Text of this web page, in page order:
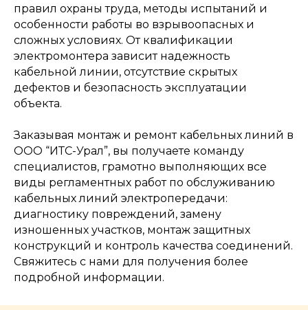
правил охраны труда, методы испытаний и
особенности работы во взрывоопасных и
сложных условиях. От квалификации
электромонтера зависит надежность
кабельной линии, отсутствие скрытых
дефектов и безопасность эксплуатации
объекта.
Заказывая монтаж и ремонт кабельных линий в
ООО “ИТС-Урал”, вы получаете команду
специалистов, грамотно выполняющих все
виды регламентных работ по обслуживанию
кабельных линий электропередачи:
диагностику повреждений, замену
изношенных участков, монтаж защитных
конструкций и контроль качества соединений.
Свяжитесь с нами для получения более
подробной информации.